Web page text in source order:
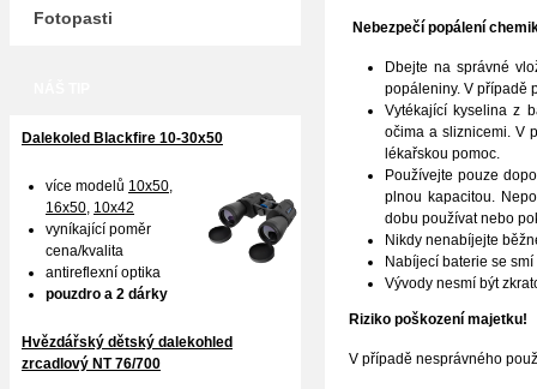
Nebezpečí popálení
Dbejte na správné
popáleniny. V případě
Vytékající kyselina z
očima a sliznicemi. V
lékařskou pomoc.
Používejte pouze
plnou kapacitou.
dobu používat nebo
Nikdy nenabíjejte
Nabíjecí baterie se
Vývody nesmí být
Riziko poškození majetku!
V případě nesprávného
Fotopasti
Dalekoled Blackfire 10-30x50
více modelů 10x50,
16x50, 10x42
vyníkající poměr
cena/kvalita
antireflexní optika
pouzdro a 2 dárky
Hvězdářský dětský dalekohled
zrcadlový NT 76/700